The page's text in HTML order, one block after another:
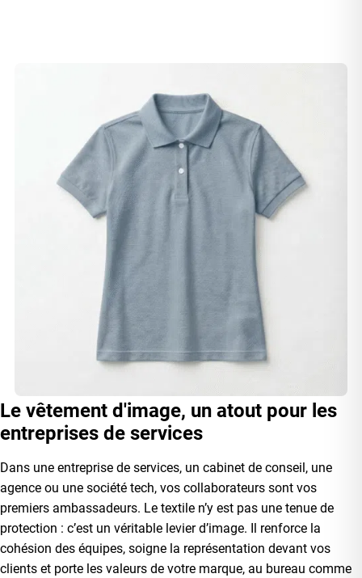
Le vêtement d'image, un atout pour les
entreprises de services
Dans une entreprise de services, un cabinet de conseil, une
agence ou une société tech, vos collaborateurs sont vos
premiers ambassadeurs. Le textile n’y est pas une tenue de
protection : c’est un véritable levier d’image. Il renforce la
cohésion des équipes, soigne la représentation devant vos
clients et porte les valeurs de votre marque, au bureau comme